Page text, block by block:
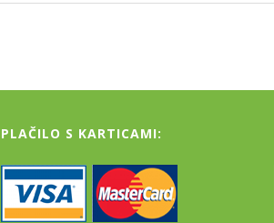
PLAČILO S KARTICAMI: